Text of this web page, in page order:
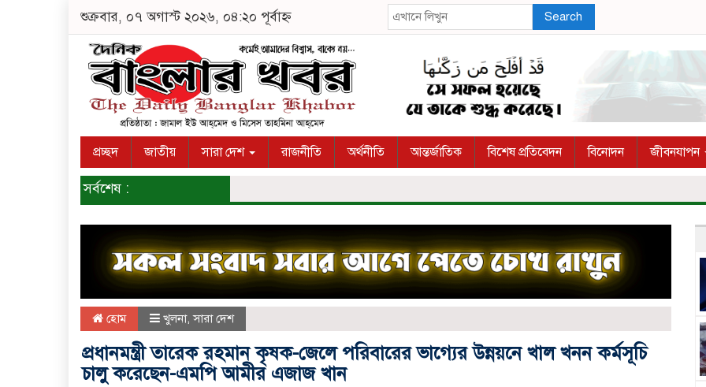
শুক্রবার, ০৭ অগাস্ট ২০২৬, ০৪:২০ পূর্বাহ্ন Search
প্রচ্ছদ জাতীয় সারা দেশ রাজনীতি অর্থনীতি আন্তর্জাতিক বিশেষ প্রতিবেদন বিনোদন জীবনযাপন
সর্বশেষ :
হোম খুলনা,সারা দেশ
প্রধানমন্ত্রী তারেক রহমান কৃষক-জেলে পরিবারের ভাগ্যের উন্নয়নে খাল খনন কর্মসূচি
চালু করেছেন-এমপি আমীর এজাজ খান